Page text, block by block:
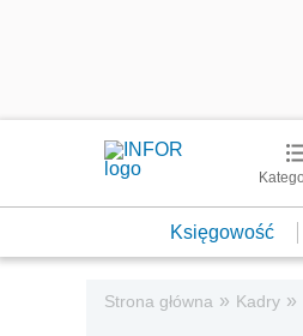
Księgowość
Strona główna » Kadry »